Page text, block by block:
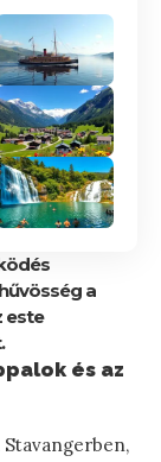
a
este
és az
Stavangerben,